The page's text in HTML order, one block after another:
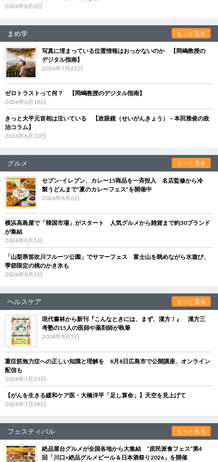
2026年8月6日
まめ学 もっと見る
写真に埋まっている位置情報はおっかないのか 【岡嶋教授の
デジタル指南】
2026年7月22日
ゼロトラストって何？ 【岡嶋教授のデジタル指南】
2026年6月18日
きっと大平元首相は泣いている 【政眼鏡（せいがんきょう）－本田雅俊の政
治コラム】
2026年6月10日
グルメ もっと見る
セブン‐イレブン、カレー15商品を一斉投入 名店監修から冷
製うどんまで“夏のカレーフェス”を開催中
2026年8月6日
横浜高島屋で「韓国市場」がスタート 人気グルメから雑貨まで約30ブランド
が集結
2026年8月5日
「山梨県笛吹川フルーツ公園」でサマーフェス 富士山を眺めながら水遊び、
季節限定の桃のかき氷も
2026年8月3日
ヘルスケア もっと見る
現代書林から新刊『こんなときには、まず、漢方！』 漢方三
考塾の15人の医師や薬剤師が執筆
2026年8月5日
重症筋無力症への正しい知識と理解を 8月8日広島市で公開講座、オンライン
配信も
2026年7月31日
【がんを生きる緩和ケア医・大橋洋平「足し算命」】天空を見上げて
2026年7月28日
フェスティバル もっと見る
絶品屋台グルメが全国各地から大集結 “庶民派食フェス”第4
回「川口×絶品グルメビール＆日本酒祭り2026」を開催